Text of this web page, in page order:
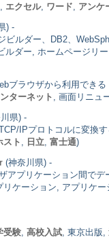
エクセル, ワード アンケ
) -
ビルダー、DB2、
ダー, ホームページリ
ブラウザから利用でき
ターネット , 画面リニュ
県) -
IPプロトコルに変換
スト 日立 富士通)
(神奈川県) -
アプリケーション間で
リケーション, アプリケ
受験 高校入試 , 東京出版,